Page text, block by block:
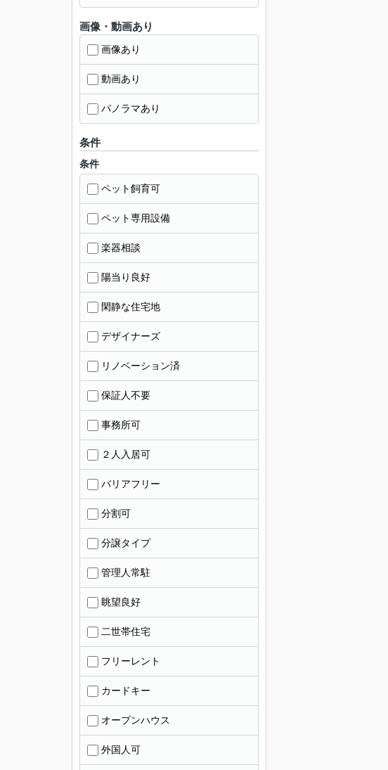
画像・動画あり
画像あり
動画あり
パノラマあり
条件
条件
ペット飼育可
ペット専用設備
楽器相談
陽当り良好
閑静な住宅地
デザイナーズ
リノベーション済
保証人不要
事務所可
２人入居可
バリアフリー
分割可
分譲タイプ
管理人常駐
眺望良好
二世帯住宅
フリーレント
カードキー
オープンハウス
外国人可